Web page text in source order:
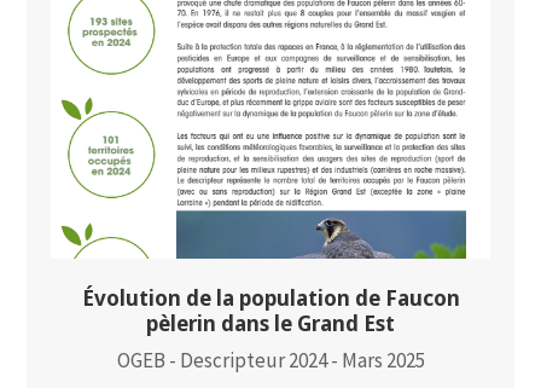
Évolution de la population de Faucon
pèlerin dans le Grand Est
OGEB - Descripteur 2024 - Mars 2025